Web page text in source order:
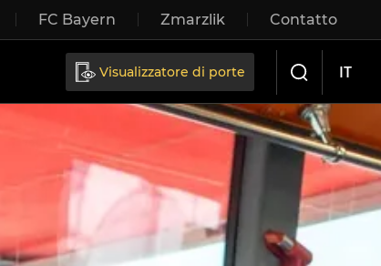
FC Bayern Zmarzlik Contatto
Visualizzatore di porte IT